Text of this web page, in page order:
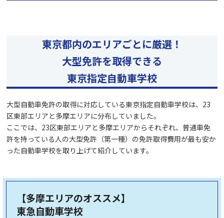
東京都内のエリアごとに厳選！
大型免許を取得できる
東京指定自動車学校
大型自動車免許の取得に対応している東京指定自動車学校は、23
区東部エリアと多摩エリアに分布していました。
ここでは、23区東部エリアと多摩エリアからそれぞれ、普通車免
許を持っている人の大型免許（第一種）の免許取得費用が最も安か
った自動車学校を取り上げて紹介しています。
【多摩エリアのオススメ】
東急自動車学校